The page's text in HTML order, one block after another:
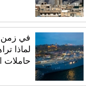
في زمن
لماذا
حاملات